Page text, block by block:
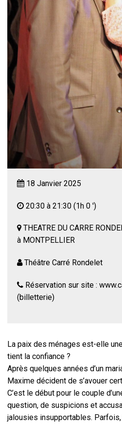
18 Janvier 2025
20:30 à 21:30 (1h 0 ')
THEATRE DU CARRE
à MONTPELLIER
Théâtre Carré Rondelet
Réservation sur site :
(billetterie)
La paix des ménages est-elle
tient la confiance ?
Après quelques années d’un
Maxime décident de s’avouer
C’est le début pour le couple
question, de suspicions et
jalousies insupportables.